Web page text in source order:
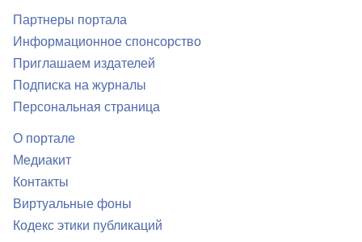
Партнеры портала
Информационное спонсорство
Приглашаем издателей
Подписка на журналы
Персональная страница
О портале
Медиакит
Контакты
Виртуальные фоны
Кодекс этики публикаций